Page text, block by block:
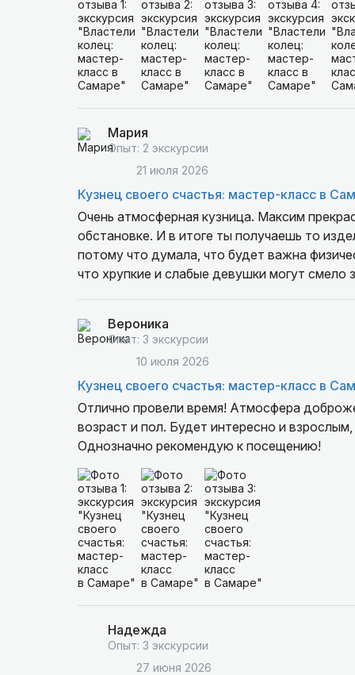
Мария
Опыт: 2 экскурсии
21 июля 2026
Кузнец своего счастья: мастер-класс в
Очень атмосферная кузница. Максим
обстановке. И в итоге ты получаешь то
потому что думала, что будет важна
что хрупкие и слабые девушки могут смело
Вероника
Опыт: 3 экскурсии
10 июля 2026
Кузнец своего счастья: мастер-класс в
Отлично провели время! Атмосфера
возраст и пол. Будет интересно и
Однозначно рекомендую к посещению!
Надежда
Опыт: 3 экскурсии
27 июня 2026